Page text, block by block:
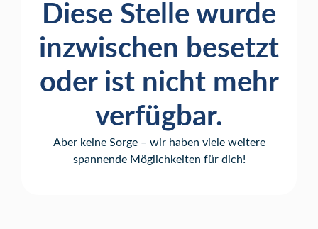
Diese Stelle wurde
inzwischen besetzt
oder ist nicht mehr
verfügbar.
Aber keine Sorge – wir haben viele weitere
spannende Möglichkeiten für dich!